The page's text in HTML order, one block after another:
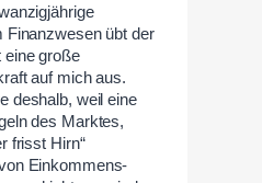
Finanzwesen übt der
eine große
auf mich aus.
deshalb, weil eine
des Marktes,
frisst Hirn“
Einkommens-